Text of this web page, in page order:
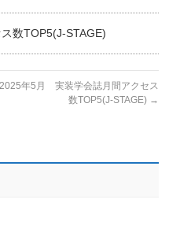
数TOP5(J-STAGE)
2025年5月 実装学会誌月間アクセス
数TOP5(J-STAGE) →